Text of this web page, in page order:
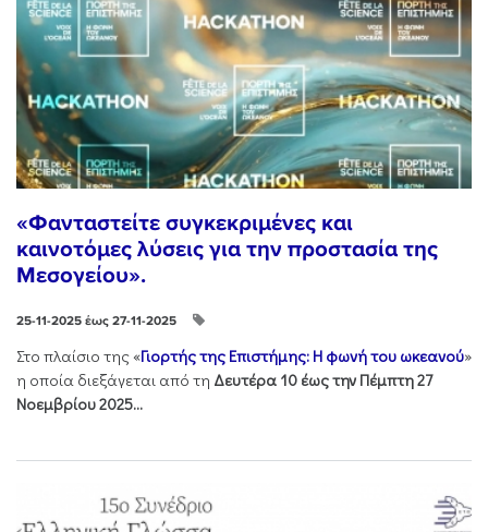
«Φανταστείτε συγκεκριμένες και
καινοτόμες λύσεις για την προστασία της
Μεσογείου».
25-11-2025 έως 27-11-2025
Στo πλαίσιo της «Γιορτής της Επιστήμης: Η φωνή του ωκεανού»
η οποία διεξάγεται από τη Δευτέρα 10 έως την Πέμπτη 27
Νοεμβρίου 2025...